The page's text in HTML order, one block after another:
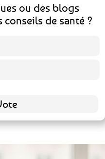
ou des blogs
de santé ?